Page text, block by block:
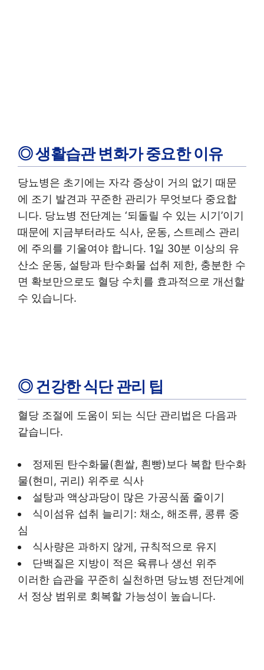
◎ 생활습관 변화가 중요한 이유
당뇨병은 초기에는 자각 증상이 거의 없기 때문
에 조기 발견과 꾸준한 관리가 무엇보다 중요합
니다. 당뇨병 전단계는 ‘되돌릴 수 있는 시기’이기
때문에 지금부터라도 식사, 운동, 스트레스 관리
에 주의를 기울여야 합니다. 1일 30분 이상의 유
산소 운동, 설탕과 탄수화물 섭취 제한, 충분한 수
면 확보만으로도 혈당 수치를 효과적으로 개선할
수 있습니다.
◎ 건강한 식단 관리 팁
혈당 조절에 도움이 되는 식단 관리법은 다음과
같습니다.
정제된 탄수화물(흰쌀, 흰빵)보다 복합 탄수화
물(현미, 귀리) 위주로 식사
설탕과 액상과당이 많은 가공식품 줄이기
식이섬유 섭취 늘리기: 채소, 해조류, 콩류 중
심
식사량은 과하지 않게, 규칙적으로 유지
단백질은 지방이 적은 육류나 생선 위주
이러한 습관을 꾸준히 실천하면 당뇨병 전단계에
서 정상 범위로 회복할 가능성이 높습니다.